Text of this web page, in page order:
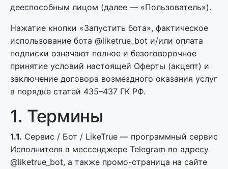
дееспособным лицом (далее — «Пользователь»).
Нажатие кнопки «Запустить бота», фактическое
использование бота @liketrue_bot и/или оплата
подписки означают полное и безоговорочное
принятие условий настоящей Оферты (акцепт) и
заключение договора возмездного оказания услуг
в порядке статей 435–437 ГК РФ.
1. Термины
1.1. Сервис / Бот / LikeTrue — программный сервис
Исполнителя в мессенджере Telegram по адресу
@liketrue_bot, а также промо-страница на сайте